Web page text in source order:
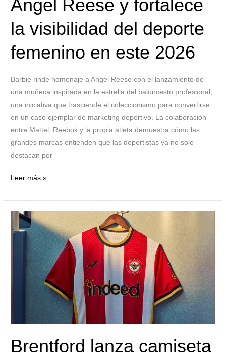
Angel Reese y fortalece
la visibilidad del deporte
femenino en este 2026
Barbie rinde homenaje a Angel Reese con el lanzamiento de
una muñeca inspirada en la estrella del baloncesto profesional,
una iniciativa que trasciende el coleccionismo para convertirse
en un caso ejemplar de marketing deportivo. La colaboración
entre Mattel, Reebok y la propia atleta demuestra cómo las
grandes marcas entienden que las deportistas ya no solo
destacan por
en
este
Leer más »
Brentford lanza camiseta
Brentford
lanza
camiseta
temporadas:
la